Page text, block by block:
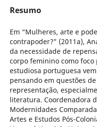
Resumo
Em “Mulheres, arte e
contrapoder?” (2011a),
da necessidade de
corpo feminino como
estudiosa portuguesa
pensando em questões
representação,
literatura. Coordenadora
Modernidades
Artes e Estudos Pós-